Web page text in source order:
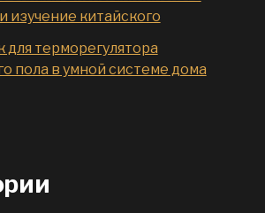
изучение китайского
для терморегулятора
пола в умной системе дома